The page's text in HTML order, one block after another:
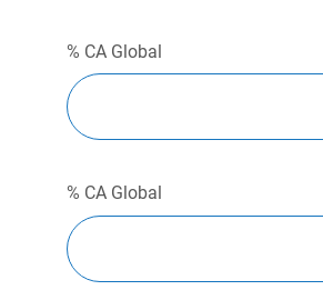
% CA Global
% CA Global